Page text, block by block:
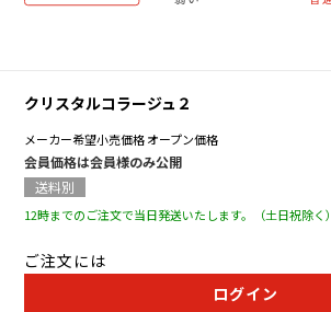
クリスタルコラージュ２
メーカー希望小売価格オープン価格
会員価格は会員様のみ公開
送料別
12時までのご注文で当日発送いたします。（土日祝除く）
ご注文には
ログイン